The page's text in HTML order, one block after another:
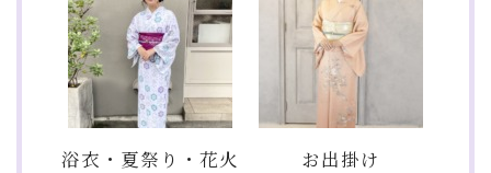
浴衣・夏祭り・花火
お出掛け